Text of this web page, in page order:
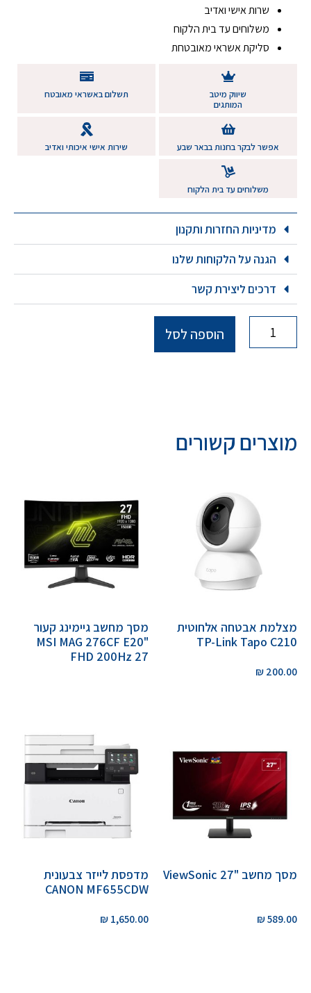
שרות אישי ואדיב
משלוחים עד בית הלקוח
סליקת אשראי מאובטחת
שיווק מיטב
המותגים
תשלום באשראי מאובטח
אפשר לבקר בחנות בבאר שבע שירות אישי איכותי ואדיב
משלוחים עד בית הלקוח
מדיניות החזרות ותקנון
הגנה על הלקוחות שלנו
דרכים ליצירת קשר
הוספה לסל
מוצרים קשורים
מצלמת אבטחה אלחוטית
TP-Link Tapo C210
200.00
₪
מסך מחשב גיימינג קעור
"MSI MAG 276CF E20
FHD 200Hz 27
מסך מחשב "ViewSonic 27
589.00
₪
מדפסת לייזר צבעונית
CANON MF655CDW
1,650.00
₪